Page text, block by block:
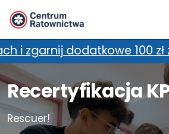
100 zł zniżki!
Recertyfikacja
Rescuer!